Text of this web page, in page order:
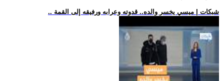
.. شبكات | ميسي يخسر والده.. قدوته وعرابه ورفيقه إلى القمة